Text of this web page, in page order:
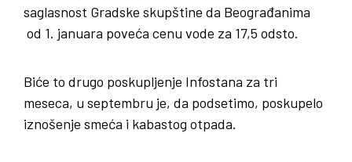
saglasnost Gradske skupštine da Beograđanima
od 1. januara poveća cenu vode za 17,5 odsto.
Biće to drugo poskupljenje Infostana za tri
meseca, u septembru je, da podsetimo, poskupelo
iznošenje smeća i kabastog otpada.